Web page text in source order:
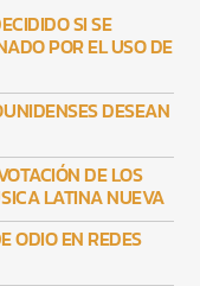
SI SE
POR EL USO DE
DESEAN
DE LOS
LATINA NUEVA
ODIO EN REDES